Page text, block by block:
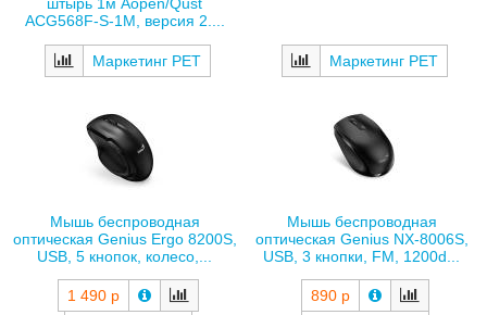
ACG568F-S-1M, версия 2....
Маркетинг РЕТ Маркетинг РЕТ
Мышь беспроводная
оптическая Genius Ergo 8200S,
USB, 5 кнопок, колесо,...
1 490 р
Мышь беспроводная
оптическая Genius NX-8006S,
USB, 3 кнопки, FM, 1200d...
890 р